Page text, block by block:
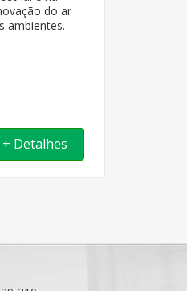
do ar
ambientes.
+ Detalhes